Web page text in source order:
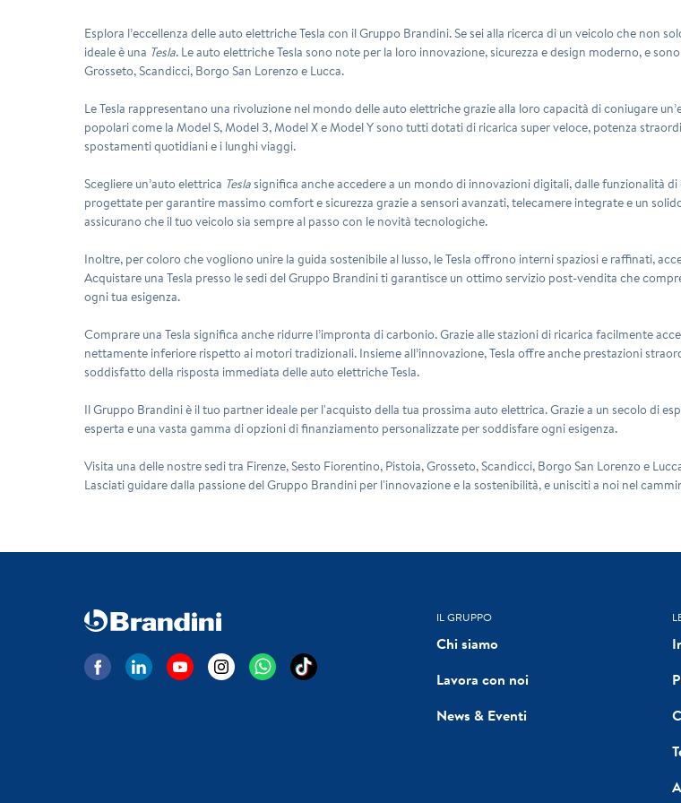
Esplora l’eccellenza delle auto elettriche Tesla con il Gruppo Brandini. Se sei alla ricerca di un veicolo che non
ideale è una Tesla. Le auto elettriche Tesla sono note per la loro innovazione, sicurezza e design moderno, e
Grosseto, Scandicci, Borgo San Lorenzo e Lucca.
Le Tesla rappresentano una rivoluzione nel mondo delle auto elettriche grazie alla loro capacità di coniugare
popolari come laModel S, Model 3, Model X e Model Ysono tutti dotati di ricarica super veloce, potenza
spostamenti quotidiani e i lunghi viaggi.
Scegliere un’auto elettrica Teslasignifica anche accedere a un mondo di innovazioni digitali, dalle funzionalità
progettate per garantire massimo comfort e sicurezza grazie a sensori avanzati, telecamere integrate e un
assicurano che il tuo veicolo sia sempre al passo con le novità tecnologiche.
Inoltre, per coloro che vogliono unire la guida sostenibile al lusso, le Tesla offrono interni spaziosi e raffinati,
Acquistare una Tesla presso le sedi del Gruppo Brandini ti garantisce un ottimo servizio post-vendita che
ogni tua esigenza.
Comprare una Tesla significa anche ridurre l’impronta di carbonio. Grazie alle stazioni di ricarica facilmente
nettamente inferiore rispetto ai motori tradizionali. Insieme all’innovazione, Tesla offre anche prestazioni
soddisfatto della risposta immediata delle auto elettriche Tesla.
Il Gruppo Brandini è il tuo partner ideale per l'acquisto della tua prossima auto elettrica. Grazie a un secolo di
esperta e una vasta gamma di opzioni di finanziamento personalizzate per soddisfare ogni esigenza.
Visita una delle nostre sedi tra Firenze, Sesto Fiorentino, Pistoia, Grosseto, Scandicci, Borgo San Lorenzo e
Lasciati guidare dalla passione del Gruppo Brandini per l'innovazione e la sostenibilità, e unisciti a noi nel
IL GRUPPO
Chi siamo
Lavora con noi
News & Eventi